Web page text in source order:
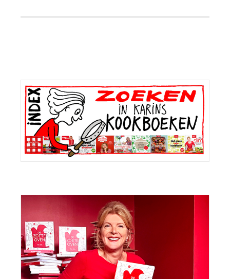
Primaire
Sidebar